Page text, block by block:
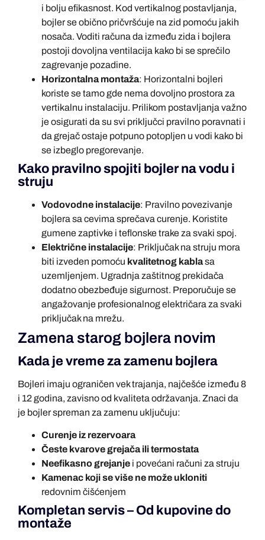
i bolju efikasnost. Kod vertikalnog postavljanja,
bojler se obično pričvršćuje na zid pomoću jakih
nosača. Voditi računa da između zida i bojlera
postoji dovoljna ventilacija kako bi se sprečilo
zagrevanje pozadine.
Horizontalna montaža: Horizontalni bojleri
koriste se tamo gde nema dovoljno prostora za
vertikalnu instalaciju. Prilikom postavljanja važno
je osigurati da su svi priključci pravilno poravnati i
da grejač ostaje potpuno potopljen u vodi kako bi
se izbeglo pregorevanje.
Kako pravilno spojiti bojler na vodu i
struju
Vodovodne instalacije: Pravilno povezivanje
bojlera sa cevima sprečava curenje. Koristite
gumene zaptivke i teflonske trake za svaki spoj.
Električne instalacije: Priključak na struju mora
biti izveden pomoću kvalitetnog kablasa
uzemljenjem. Ugradnja zaštitnog prekidača
dodatno obezbeđuje sigurnost. Preporučuje se
angažovanje profesionalnog električara za svaki
priključak na mrežu.
Zamena starog bojlera novim
Kada je vreme za zamenu bojlera
Bojleri imaju ograničen vek trajanja, najčešće između 8
i 12 godina, zavisno od kvaliteta održavanja. Znaci da
je bojler spreman za zamenu uključuju:
Curenje iz rezervoara
Česte kvarove grejača ili termostata
Neefikasno grejanje i povećani računi za struju
Kamenac koji se više ne može ukloniti
redovnim čišćenjem
Kompletan servis – Od kupovine do
montaže